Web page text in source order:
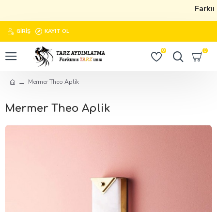
GIRIŞ KAYIT OL
0 0
Mermer Theo Aplik
Mermer Theo Aplik